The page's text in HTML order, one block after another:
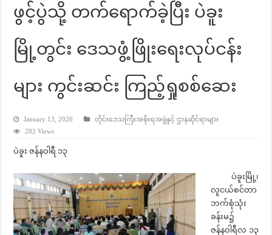
ဖွင့်ပွဲသို့ တက်ရောက်ခဲ့ပြီး ပဲခူး
မြို့တွင်း ဒေသဖွံ့ဖြိုးရေးလုပ်ငန်း
များ ကွင်းဆင်း ကြည့်ရှုစစ်ဆေး
January 13, 2026
တိုင်းဒေသကြီးအစိုးရအဖွဲ့နှင့် ဌာနဆိုင်ရာများ
282 Views
ပဲခူး ဇန်နဝါရီ ၁၃
ပဲခူးမြို့၊
လူငယ်စင်တာ
ဘက်စုံသုံး
ခန်းမ၌
ဇန်နဝါရီလ ၁၃